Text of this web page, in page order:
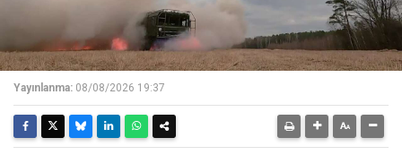
Yayınlanma: 08/08/2026 19:37